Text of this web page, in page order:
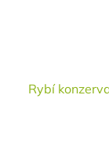
Rybí